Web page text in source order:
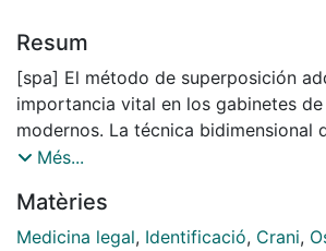
Resum
[spa] El método de superposición
importancia vital en los gabinetes
modernos. La técnica bidimensional
radiografia/fotografia permite
como los carbonizados y los
de grandes catástrofes. Los objetivos principales de
Més...
Matèries
Medicina legal, Identificació, Crani,